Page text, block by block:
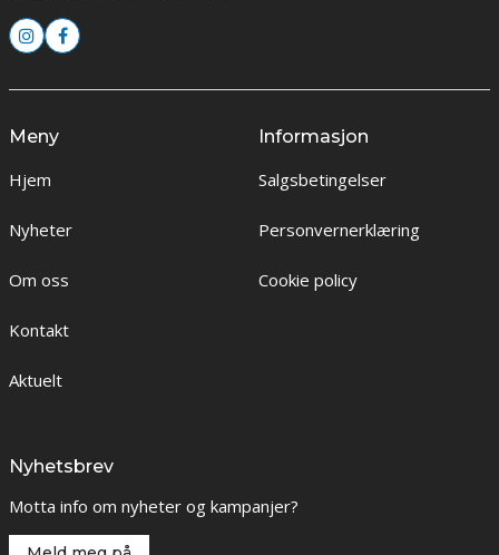
Meny
Hjem
Nyheter
Om oss
Kontakt
Aktuelt
Informasjon
Salgsbetingelser
Personvernerklæring
Cookie policy
Nyhetsbrev
Motta info om nyheter og kampanjer?